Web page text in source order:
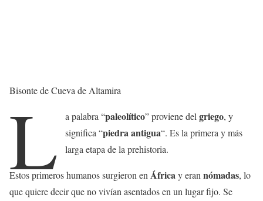
Bisonte de Cueva de Altamira
L a palabra “paleolítico” proviene delgriego, y
significa “piedra antigua“. Es la primera y más
larga etapa de la prehistoria.
Estos primeros humanos surgieron enÁfricay erannómadas, lo
que quiere decir que no vivían asentados en un lugar fijo. Se